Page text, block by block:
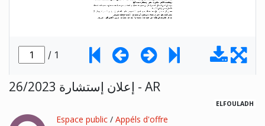
26/2023 إعلان إستشارة - AR
ELFOULADH
Espace public / Appéls d'offre